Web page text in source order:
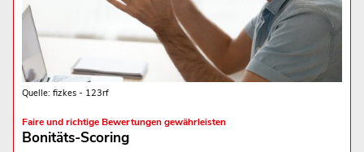
Quelle: fizkes - 123rf
Faire und richtige Bewertungen gewährleisten
Bonitäts-Scoring